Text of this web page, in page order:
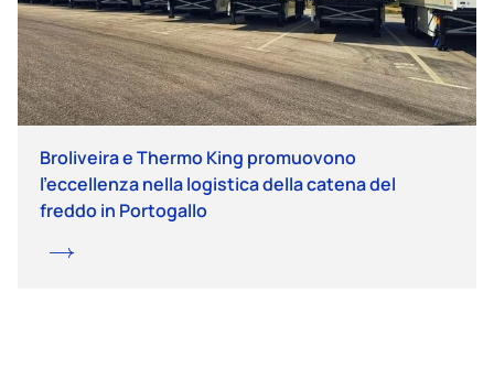
Broliveira e Thermo King promuovono
l’eccellenza nella logistica della catena del
freddo in Portogallo